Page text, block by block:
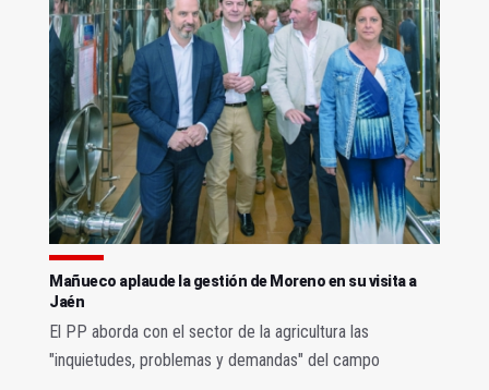
Mañueco aplaude la gestión de Moreno en su visita a
Jaén
El PP aborda con el sector de la agricultura las
"inquietudes, problemas y demandas" del campo